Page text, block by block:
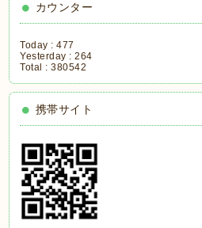
カウンター
Today :477
Yesterday :264
Total :380542
携帯サイト